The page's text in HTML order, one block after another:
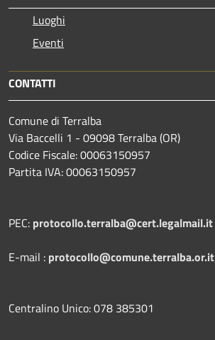
Luoghi
Eventi
CONTATTI
Comune di Terralba
Via Baccelli 1 - 09098 Terralba (OR)
Codice Fiscale: 00063150957
Partita IVA: 00063150957
PEC: protocollo.terralba@cert.legalmail.it
E-mail : protocollo@comune.terralba.or.it
Centralino Unico: 078 385301